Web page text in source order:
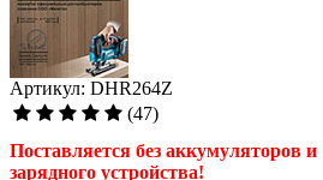
Артикул: DHR264Z
(47)
Поставляется без аккумуляторов и
зарядного устройства!